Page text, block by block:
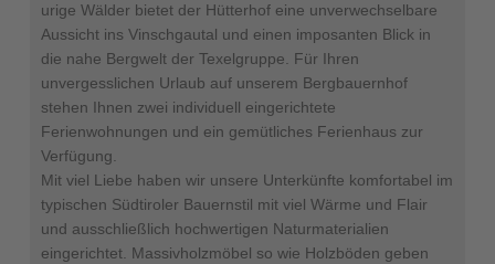
urige Wälder bietet der Hütterhof eine unverwechselbare
Aussicht ins Vinschgautal und einen imposanten Blick in
die nahe Bergwelt der Texelgruppe. Für Ihren
unvergesslichen Urlaub auf unserem Bergbauernhof
stehen Ihnen zwei individuell eingerichtete
Ferienwohnungen und ein gemütliches Ferienhaus zur
Verfügung.
Mit viel Liebe haben wir unsere Unterkünfte komfortabel im
typischen Südtiroler Bauernstil mit viel Wärme und Flair
und ausschließlich hochwertigen Naturmaterialien
eingerichtet. Massivholzmöbel so wie Holzböden geben